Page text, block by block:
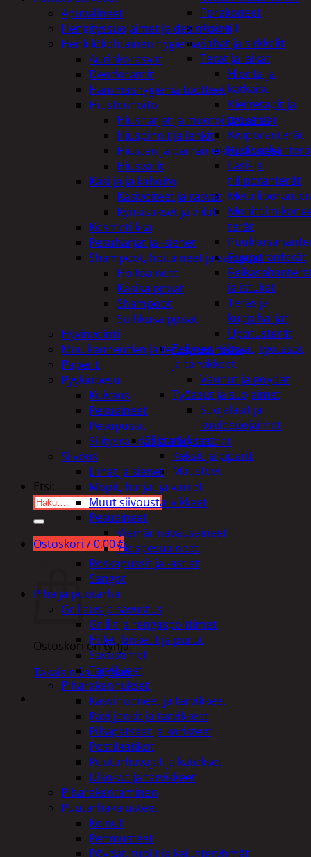
Porakoneet
Ruiskut
Sahat ja sirkkelit
Terät ja laikat
Hionta ja
katkaisu
Kierretapit ja
työkalut
Kiviporanterät
Kuviosahanterä
Lasi- ja
tiiliporanterät
terät
Puuporanterät
ja istukat
Teräs ja
kuppiharjat
Upotusterät
Telineet, tikkaat, työtasot
ja tarvikkeet
Vaunut ja pöydät
Työasut ja suojaimet
Suojalasit ja
kuulosuojaimet
Elintarvikkeet
Keksit ja piparit
Mausteet
Etsi:
Ostoskori /0,00€
Ostoskori on tyhjä.
Takaisin kauppaan
Apuvälineet
Hengityssuojaimet ja desinfiointi
Henkilökohtainen hygienia
Aurinkorasvat
Deodorantit
Hammashygienia tuotteet
Hiustenhoito
Hiusharjat ja muotoilutuotteet
Hiuspinnit ja lenkit
Hiusten ja parranleikkuukoneet
Hiusvärit
Käsi ja jalkahoito
Käsivoiteet ja rasvat
Kynsisakset ja viilat
Kosmetiikka
Pesuharjat ja -sienet
Shampoot, hoitaineet ja saippuat
Hoitoaineet
Käsisaippuat
Shampoot
Suihkusaippuat
Hyvinvointi
Muu kauneuden ja terveydenhoito
Paperit
Pyykinpesu
Kuivaus
Pesuaineet
Pesupussit
Silitysraudat ja silityslaudat
Siivous
Liinat ja sienet
Mopit, harjat ja varret
Muut siivoustarvikkeet
Pesuaineet
Viemärinavausaineet
Yleispesuaineet
Roskapussit ja -astiat
Sangot
Piha ja puutarha
Grillaus ja savustus
Grillit ja rengaspolttimet
Hiilet, briketit ja purut
Savustimet
Tarvikkeet
Piharakennukset
Kasvihuoneet ja tarvikkeet
Paviljonkit ja tarvikkeet
Pihapatsaat ja koristeet
Postilaatikot
Puutarhavajat ja katokset
Ulko-wc ja tarvikkeet
Piharakentaminen
Puutarhakalusteet
Keinut
Pehmusteet
Pöydät, tuolit ja kalusteryhmät